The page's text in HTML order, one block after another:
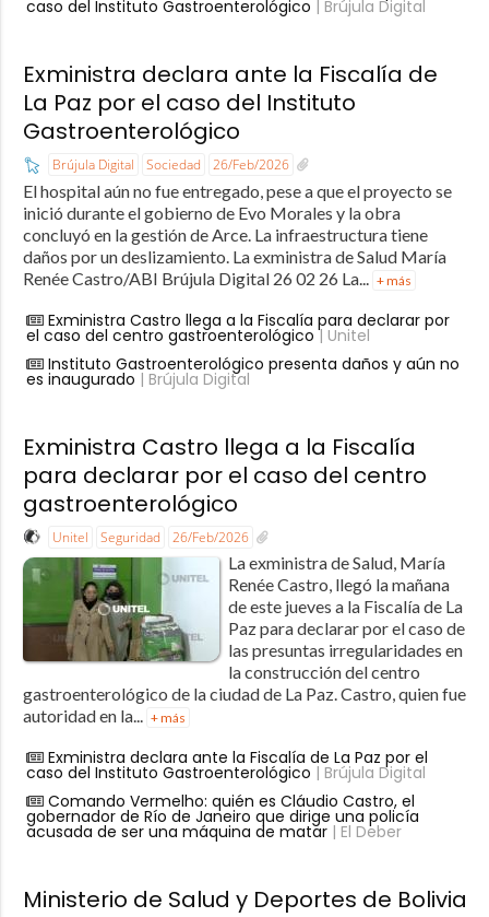
caso del Instituto Gastroenterológico | Brújula Digital
Exministra declara ante la Fiscalía de
La Paz por el caso del Instituto
Gastroenterológico
Brújula Digital Sociedad 26/Feb/2026
El hospital aún no fue entregado, pese a que el proyecto se
inició durante el gobierno de Evo Morales y la obra
concluyó en la gestión de Arce. La infraestructura tiene
daños por un deslizamiento. La exministra de Salud María
Renée Castro/ABI Brújula Digital 26 02 26 La...
+ más
Exministra Castro llega a la Fiscalía para declarar por
el caso del centro gastroenterológico | Unitel
Instituto Gastroenterológico presenta daños y aún no
es inaugurado | Brújula Digital
Exministra Castro llega a la Fiscalía
para declarar por el caso del centro
gastroenterológico
Unitel Seguridad 26/Feb/2026
La exministra de Salud, María
Renée Castro, llegó la mañana
de este jueves a la Fiscalía de La
Paz para declarar por el caso de
las presuntas irregularidades en
la construcción del centro
gastroenterológico de la ciudad de La Paz. Castro, quien fue
autoridad en la... + más
Exministra declara ante la Fiscalía de La Paz por el
caso del Instituto Gastroenterológico | Brújula Digital
Comando Vermelho: quién es Cláudio Castro, el
gobernador de Río de Janeiro que dirige una policía
acusada de ser una máquina de matar| El Deber
Ministerio de Salud y Deportes de Bolivia